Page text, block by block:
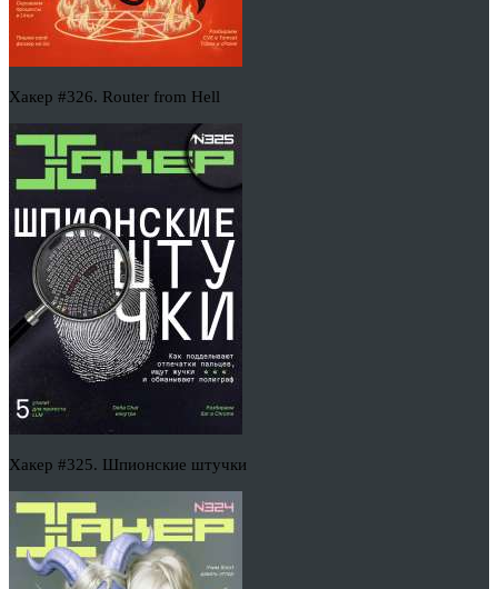
Хакер #326. Router from Hell
Хакер #325. Шпионские штучки